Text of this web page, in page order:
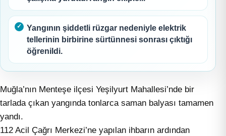
Yangının şiddetli rüzgar nedeniyle elektrik
tellerinin birbirine sürtünnesi sonrası çıktığı
öğrenildi.
Muğla’nın Menteşe ilçesi Yeşilyurt Mahallesi’nde bir
tarlada çıkan yangında tonlarca saman balyası tamamen
yandı.
112 Acil Çağrı Merkezi’ne yapılan ihbarın ardından